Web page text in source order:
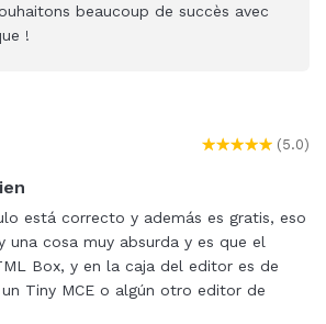
beaucoup de succès avec
!
(5.0)
está correcto y además es gratis, eso
una cosa muy absurda y es que el
Box, y en la caja del editor es de
un Tiny MCE o algún otro editor de